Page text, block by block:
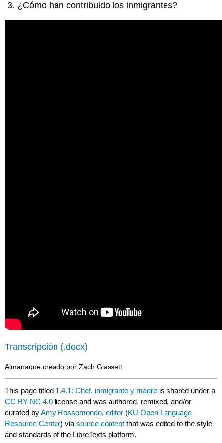
¿Cómo han contribuido los inmigrantes?
Transcripción (.docx)
Almanaque creado por Zach Glassett
This page titled 1.4.1: Chef, inmigrante y madre is shared under a
CC BY-NC 4.0 license and was authored, remixed, and/or
curated byAmy Rossomondo, editor (KU Open Language
Resource Center) viasource content that was edited to the style
and standards of the LibreTexts platform.